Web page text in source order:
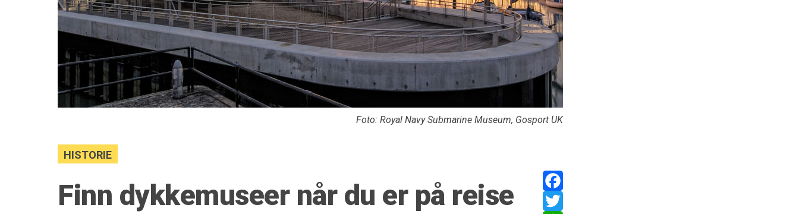
Foto: Royal Navy Submarine Museum, Gosport UK
HISTORIE
Facebook
Finn dykkemuseer når du er på reise